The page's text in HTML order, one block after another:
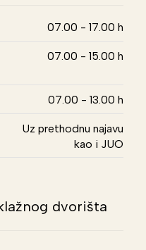
07.00 - 17.00 h
07.00 - 15.00 h
07.00 - 13.00 h
Uz prethodnu najavu
kao i JUO
dvorišta